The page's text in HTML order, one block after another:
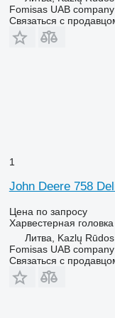
Fomisas UAB company
Связаться с
1
John Deere 758
Цена по запросу
Харвестерная головка
Литва, Kazlų Rūdos
Fomisas UAB company
Связаться с